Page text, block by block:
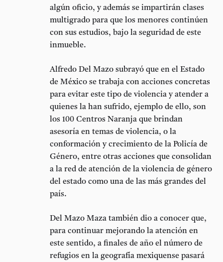
algún oficio, y además se impartirán clases
multigrado para que los menores continúen
con sus estudios, bajo la seguridad de este
inmueble.
Alfredo Del Mazo subrayó que en el Estado
de México se trabaja con acciones concretas
para evitar este tipo de violencia y atender a
quienes la han sufrido, ejemplo de ello, son
los 100 Centros Naranja que brindan
asesoría en temas de violencia, o la
conformación y crecimiento de la Policía de
Género, entre otras acciones que consolidan
a la red de atención de la violencia de género
del estado como una de las más grandes del
país.
Del Mazo Maza también dio a conocer que,
para continuar mejorando la atención en
este sentido, a finales de año el número de
refugios en la geografía mexiquense pasará